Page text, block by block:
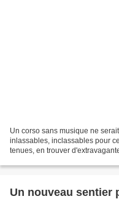
Un corso sans musique ne
inlassables, inclassables pour
tenues, en trouver
Un nouveau sentier